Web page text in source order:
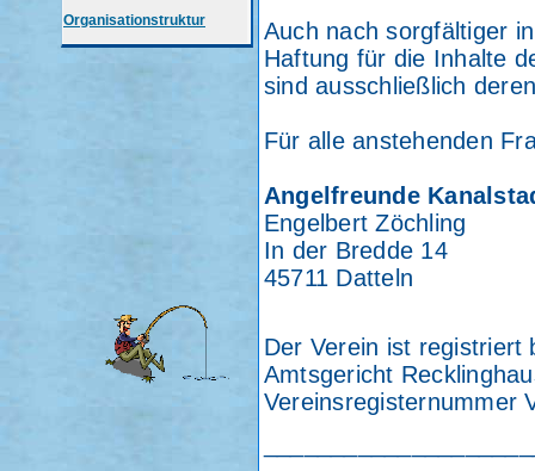
Organisationstruktur
Auch nach sorgfältiger
Haftung für die Inhalte
sind ausschließlich
Für alle anstehenden
Angelfreunde
Engelbert Zöchling
In der Bredde 14
45711 Datteln
Der Verein ist registriert
Amtsgericht
Vereinsregisternummer